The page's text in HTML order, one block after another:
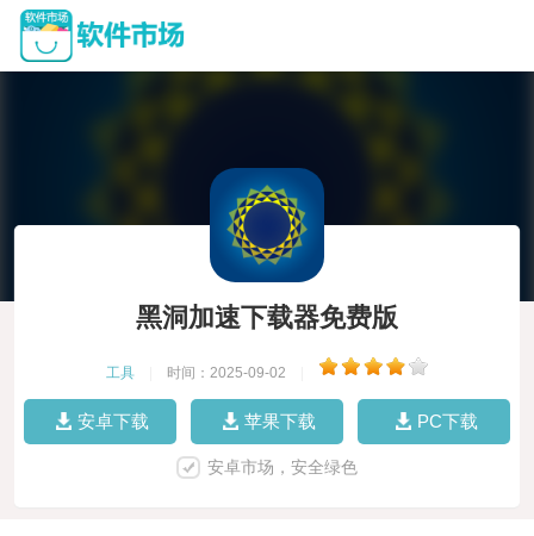
黑洞加速下载器免费版
工具 时间：2025-09-02
安卓下载 苹果下载 PC下载
安卓市场，安全绿色